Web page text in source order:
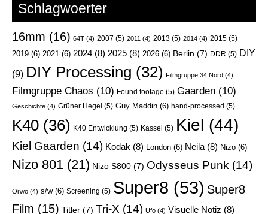
Schlagwoerter
16mm (16) 64T (4) 2007 (5) 2011 (4) 2013 (5) 2014 (4) 2015 (5)
2019 (6) 2021 (6) 2024 (8) 2025 (8) 2026 (6) Berlin (7) DDR (5) DIY
(9) DIY Processing (32) Filmgruppe 34 Nord (4)
Filmgruppe Chaos (10) Found footage (5) Gaarden (10)
Geschichte (4) Grüner Hegel (5) Guy Maddin (6) hand-processed (5)
K40 (36) K40 Entwicklung (5) Kassel (5) Kiel (44)
Kiel Gaarden (14) Kodak (8) London (6) Neila (8) Nizo (6)
Nizo 801 (21) Nizo S800 (7) Odysseus Punk (14)
Orwo (4) s/w(6) Screening (5) Super8 (53) Super8
Film (15) Titler (7) Tri-X (14) Ufo (4) Visuelle Notiz (8)